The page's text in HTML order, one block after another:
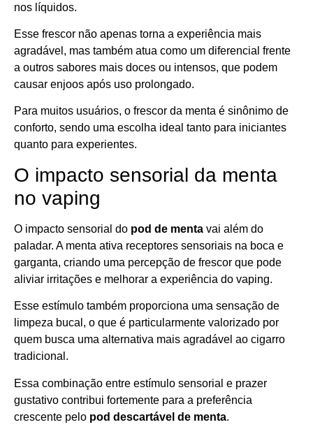
nos líquidos.
Esse frescor não apenas torna a experiência mais
agradável, mas também atua como um diferencial frente
a outros sabores mais doces ou intensos, que podem
causar enjoos após uso prolongado.
Para muitos usuários, o frescor da menta é sinônimo de
conforto, sendo uma escolha ideal tanto para iniciantes
quanto para experientes.
O impacto sensorial da menta
no vaping
O impacto sensorial do pod de menta vai além do
paladar. A menta ativa receptores sensoriais na boca e
garganta, criando uma percepção de frescor que pode
aliviar irritações e melhorar a experiência do vaping.
Esse estímulo também proporciona uma sensação de
limpeza bucal, o que é particularmente valorizado por
quem busca uma alternativa mais agradável ao cigarro
tradicional.
Essa combinação entre estímulo sensorial e prazer
gustativo contribui fortemente para a preferência
crescente pelo pod descartável de menta.